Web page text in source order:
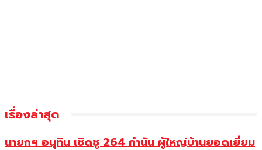
เรื่องล่าสุด
นายกฯ อนุทิน เชิดชู 264 กำนัน ผู้ใหญ่บ้านยอดเยี่ยม